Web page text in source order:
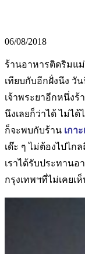
06/08/2018
ร้านอาหารติดริมแม่
เทียบกับอีกฝั่งนึง วั
เจ้าพระยาอีกหนึ่ง
นึงเลยก็ว่าได้ไม่ได้
ก็จะพบกับร้าน เกา
เด๊ะ ๆ ไม่ต้องไปไก
เราได้รับประทาน
กรุงเทพฯที่ไม่เคยเ